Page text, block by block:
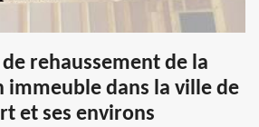
rehaussement de la
immeuble dans la ville de
et ses environs